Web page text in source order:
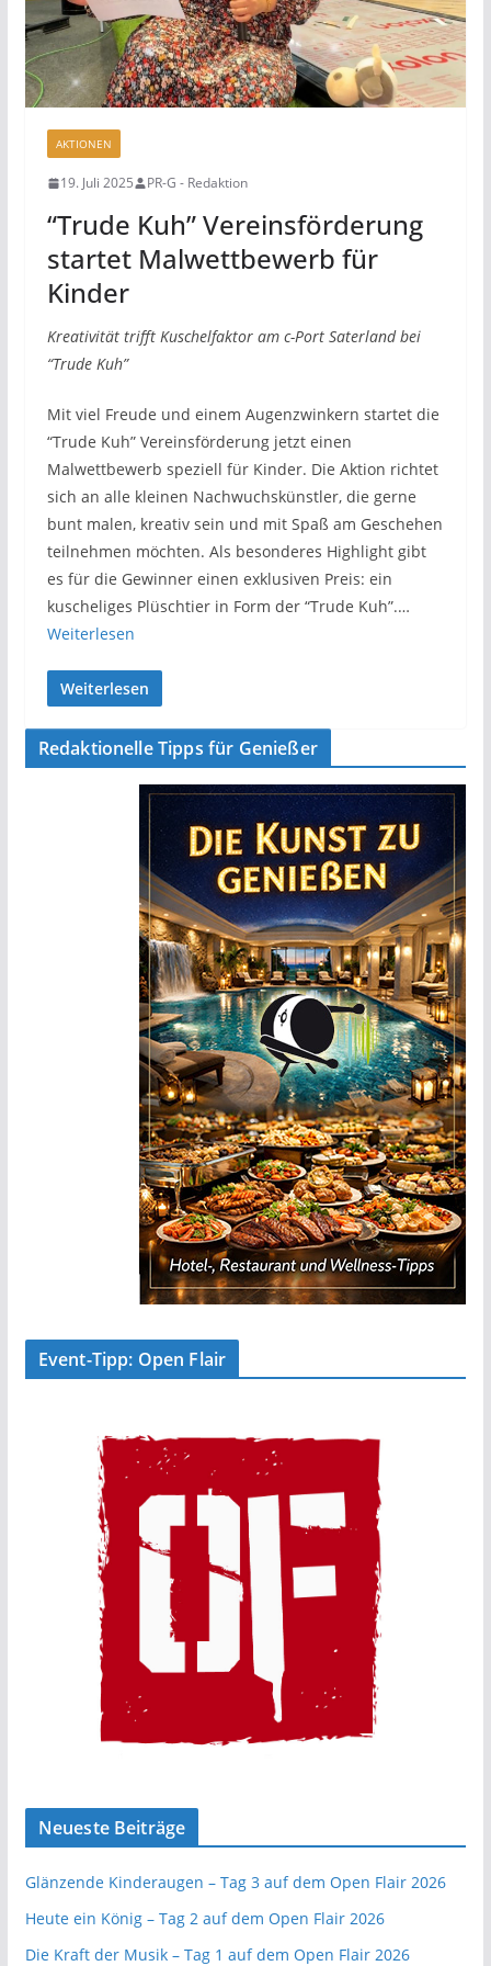
AKTIONEN
19. Juli 2025 PR-G - Redaktion
“Trude Kuh” Vereinsförderung
startet Malwettbewerb für
Kinder
Kreativität trifft Kuschelfaktor am c-Port Saterland bei
“Trude Kuh”
Mit viel Freude und einem Augenzwinkern startet die
“Trude Kuh” Vereinsförderung jetzt einen
Malwettbewerb speziell für Kinder. Die Aktion richtet
sich an alle kleinen Nachwuchskünstler, die gerne
bunt malen, kreativ sein und mit Spaß am Geschehen
teilnehmen möchten. Als besonderes Highlight gibt
es für die Gewinner einen exklusiven Preis: ein
kuscheliges Plüschtier in Form der “Trude Kuh”.…
Weiterlesen
Weiterlesen
Redaktionelle Tipps für Genießer
Event-Tipp: Open Flair
Neueste Beiträge
Glänzende Kinderaugen – Tag 3 auf dem Open Flair 2026
Heute ein König – Tag 2 auf dem Open Flair 2026
Die Kraft der Musik – Tag 1 auf dem Open Flair 2026